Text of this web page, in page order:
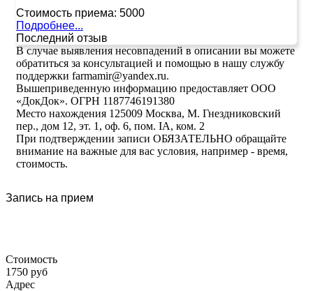
Стоимость приема: 5000
Подробнее...
Последний отзыв
В случае выявления несовпадений в описании вы можете
обратиться за консультацией и помощью в нашу службу
поддержки farmamir@yandex.ru.
Вышеприведенную информацию предоставляет ООО
«ДокДок». ОГРН 1187746191380
Место нахождения 125009 Москва, М. Гнездниковский
пер., дом 12, эт. 1, оф. 6, пом. IA, ком. 2
При подтверждении записи ОБЯЗАТЕЛЬНО обращайте
внимание на важные для вас условия, например - время,
стоимость.
Запись на прием
Стоимость
1750 руб
Адрес